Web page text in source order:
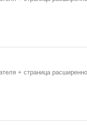
+ страница